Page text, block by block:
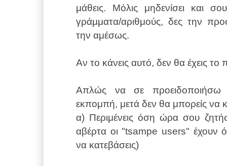
μάθεις. Μόλις μηδενίσει και
γράμματα/αριθμούς, δες την
την αμέσως.
Αν το κάνεις αυτό, δεν θα έχεις
Απλώς να σε προειδοποιήσω
εκπομπή, μετά δεν θα μπορείς να
α) Περιμένεις όση ώρα σου
αβέρτα οι "tsampe users" έχουν
να κατεβάσεις)